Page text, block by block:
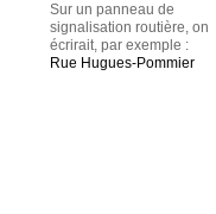
Sur un panneau de
signalisation routière, on
écrirait, par exemple :
Rue Hugues-Pommier